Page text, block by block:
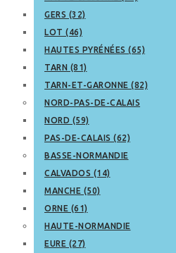
GERS (32)
LOT (46)
HAUTES PYRÉNÉES (65)
TARN (81)
TARN-ET-GARONNE (82)
NORD-PAS-DE-CALAIS
NORD (59)
PAS-DE-CALAIS (62)
BASSE-NORMANDIE
CALVADOS (14)
MANCHE (50)
ORNE (61)
HAUTE-NORMANDIE
EURE (27)